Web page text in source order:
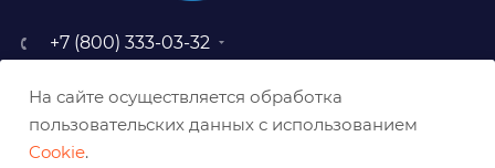
+7 (800) 333-03-32
baz@belabraziv.ru
308009, Россия, г. Белгород,
На сайте осуществляется обработка
пользовательских данных с использованием
Cookie.